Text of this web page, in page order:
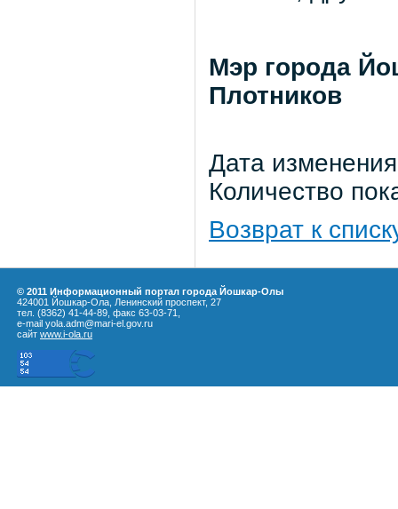
Мэр
Плотников
Дата
Количество
Возврат к
© 2011 Информационный портал города Йошкар-Олы
424001 Йошкар-Ола, Ленинский проспект, 27
тел. (8362) 41-44-89, факс 63-03-71,
e-mail yola.adm@mari-el.gov.ru
сайт www.i-ola.ru